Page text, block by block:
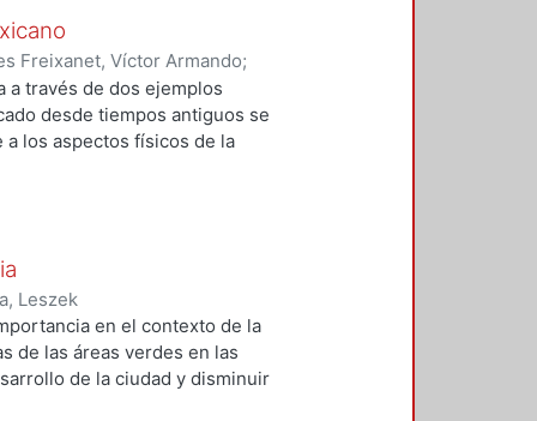
el diseño desde la
La distinción es que esta
factible llevar a término la
Freixanet, Víctor Armando;
a través de dos ejemplos
desde tiempos antiguos se
los aspectos físicos de la
debe ser entendida
basada en expresiones
Leszek
en el contexto de la
de las áreas verdes en las
de la ciudad y disminuir